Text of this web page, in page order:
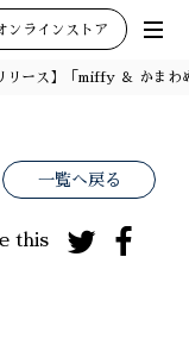
ンラインストア
リース】「miffy ＆ かま
一覧へ戻る
this